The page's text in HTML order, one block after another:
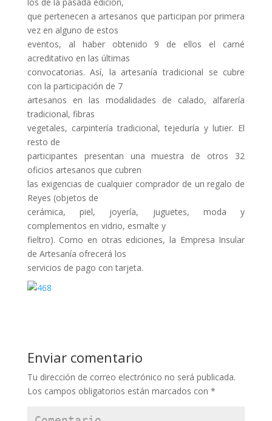
que pertenecen a artesanos que participan por primera
vez en alguno de estos
eventos, al haber obtenido 9 de ellos el carné
acreditativo en las últimas
convocatorias. Así, la artesanía tradicional se cubre
con la participación de 7
artesanos en las modalidades de calado, alfarería
tradicional, fibras
vegetales, carpintería tradicional, tejeduría y lutier. El
resto de
participantes presentan una muestra de otros 32
oficios artesanos que cubren
las exigencias de cualquier comprador de un regalo de
Reyes (objetos de
cerámica, piel, joyería, juguetes, moda y
complementos en vidrio, esmalte y
fieltro). Como en otras ediciones, la Empresa Insular
de Artesanía ofrecerá los
servicios de pago con tarjeta.
Enviar comentario
Tu dirección de correo electrónico no será publicada.
Los campos obligatorios están marcados con *